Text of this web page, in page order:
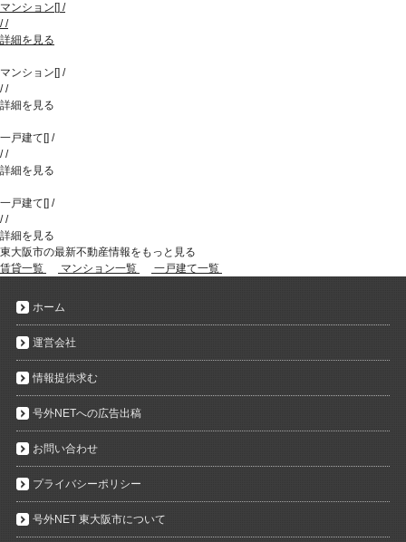
マンション [] /
//
詳細を見る
マンション [] /
//
詳細を見る
一戸建て [] /
//
詳細を見る
一戸建て [] /
//
詳細を見る
東大阪市の最新不動産情報をもっと見る
賃貸一覧
マンション一覧 一戸建て一覧
ホーム
運営会社
情報提供求む
号外NETへの広告出稿
お問い合わせ
プライバシーポリシー
号外NET 東大阪市について